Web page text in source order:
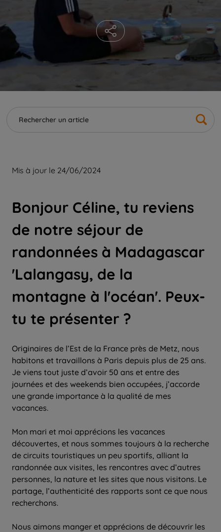
Mis à jour le 24/06/2024
Bonjour Céline, tu reviens
de notre séjour de
randonnées à Madagascar
'Lalangasy, de la
montagne à l'océan'. Peux-
tu te présenter ?
Originaires de l’Est de la France près de Metz, nous
habitons et travaillons à Paris depuis plus de 25 ans.
Je viens tout juste d’avoir 50 ans et entre des
journées et des weekends bien occupées, j’accorde
une grande importance à la qualité de mes
vacances.
Mon mari et moi apprécions les vacances
découvertes, et nous sommes toujours à la recherche
de circuits touristiques un peu sportifs, alliant la
randonnée aux visites, les rencontres avec d’autres
personnes, la nature et les sites que nous visitons. Le
partage, l’authenticité des rapports sont ce que nous
recherchons.
Nous aimons manger et apprécions de découvrir les